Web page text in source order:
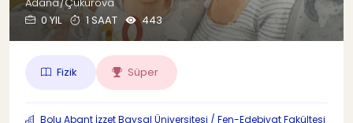
0 YIL
1 SAAT 443
Fizik Süper
Bolu Abant İzzet Baysal Üniversitesi / Fen-Edebiyat Fakültesi